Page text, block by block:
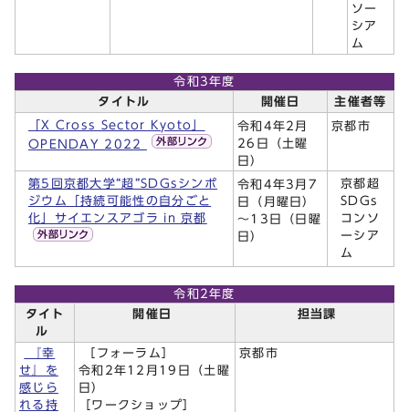
ソー
シア
ム
令和3年度
タイトル
開催日 主催者等
「X Cross Sector Kyoto」
OPENDAY 2022
令和4年2月
26日（土曜
日）
京都市
第5回京都大学“超”SDGsシンポ
ジウム「持続可能性の自分ごと
化」サイエンスアゴラ in 京都
令和4年3月7
日（月曜日）
～13日（日曜
日）
京都超
SDGs
コンソ
ーシア
ム
令和2年度
タイト
ル
開催日 担当課
『幸
せ』を
感じら
れる持
［フォーラム］
令和2年12月19日（土曜
日）
［ワークショップ］
京都市